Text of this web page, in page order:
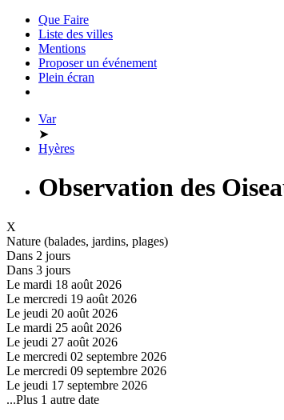
Que Faire
Liste des villes
Mentions
Proposer un événement
Plein écran
Var
➤
Hyères
Observation des
X
Nature (balades, jardins, plages)
Dans 2 jours
Dans 3 jours
Le mardi 18 août 2026
Le mercredi 19 août 2026
Le jeudi 20 août 2026
Le mardi 25 août 2026
Le jeudi 27 août 2026
Le mercredi 02 septembre 2026
Le mercredi 09 septembre 2026
Le jeudi 17 septembre 2026
...Plus 1 autre date